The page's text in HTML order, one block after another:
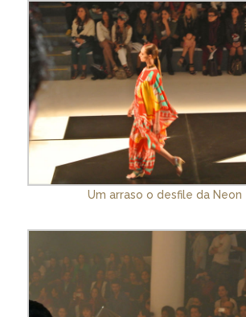
Um arraso o desfile da Neon